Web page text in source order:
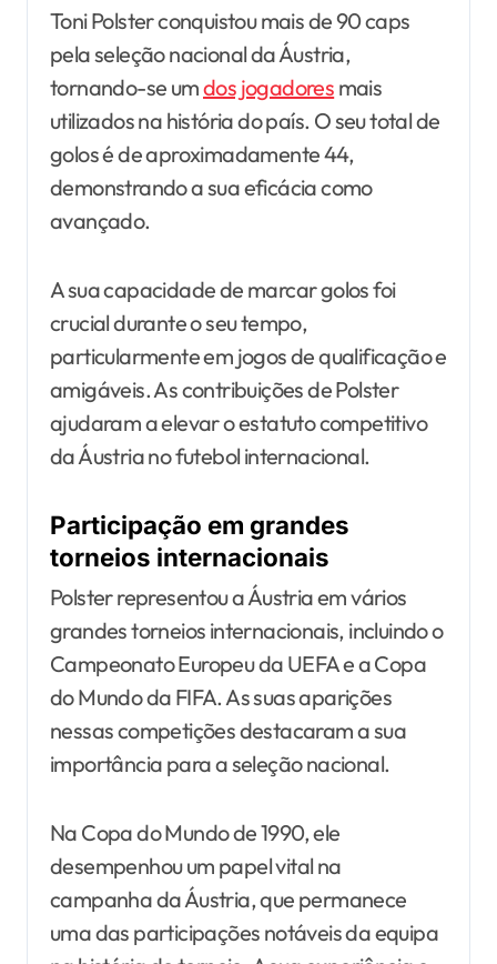
Toni Polster conquistou mais de 90 caps
pela seleção nacional da Áustria,
tornando-se umdos jogadores mais
utilizados na história do país. O seu total de
golos é de aproximadamente 44,
demonstrando a sua eficácia como
avançado.
A sua capacidade de marcar golos foi
crucial durante o seu tempo,
particularmente em jogos de qualificação e
amigáveis. As contribuições de Polster
ajudaram a elevar o estatuto competitivo
da Áustria no futebol internacional.
Participação em grandes
torneios internacionais
Polster representou a Áustria em vários
grandes torneios internacionais, incluindo o
Campeonato Europeu da UEFA e a Copa
do Mundo da FIFA. As suas aparições
nessas competições destacaram a sua
importância para a seleção nacional.
Na Copa do Mundo de 1990, ele
desempenhou um papel vital na
campanha da Áustria, que permanece
uma das participações notáveis da equipa